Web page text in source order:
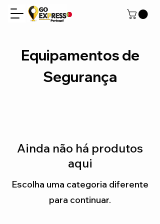
Equipamentos de
Segurança
Ainda não há produtos
aqui
Escolha uma categoria diferente
para continuar.